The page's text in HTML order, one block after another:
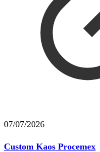
07/07/2026
Custom Kaos Procemex